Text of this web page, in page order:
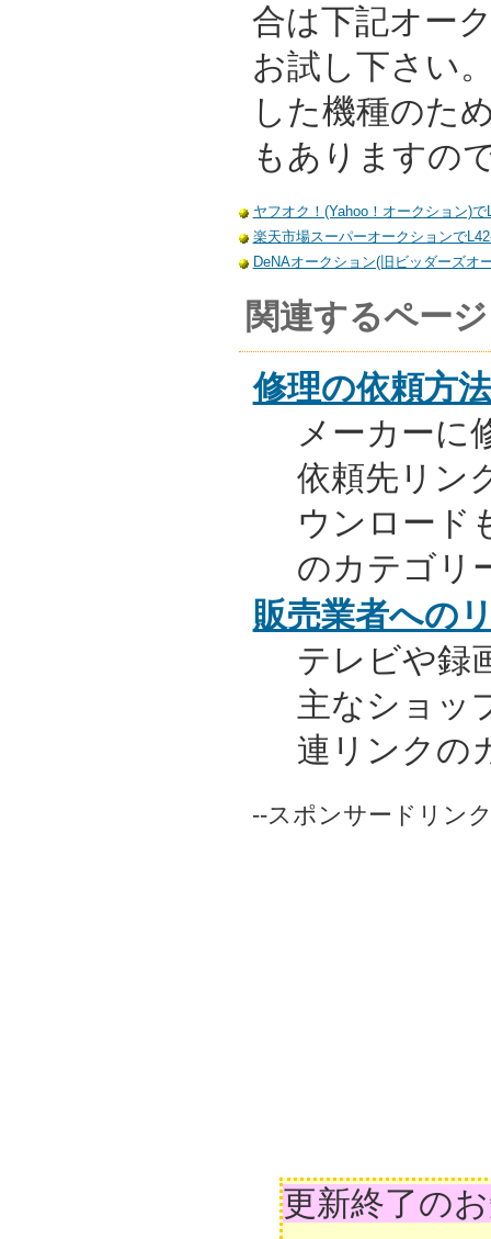
合は下記オー
お試し下さい
した機種のた
もありますの
ヤフオク！(Yahoo！オークション)
楽天市場スーパーオークションで
DeNAオークション(旧ビッダーズオ
関連するページ
修理の依頼方法
メーカーに
依頼先リン
ウンロード
のカテゴリ
販売業者への
テレビや録
主なショッ
連リンクの
--スポンサードリン
更新終了の